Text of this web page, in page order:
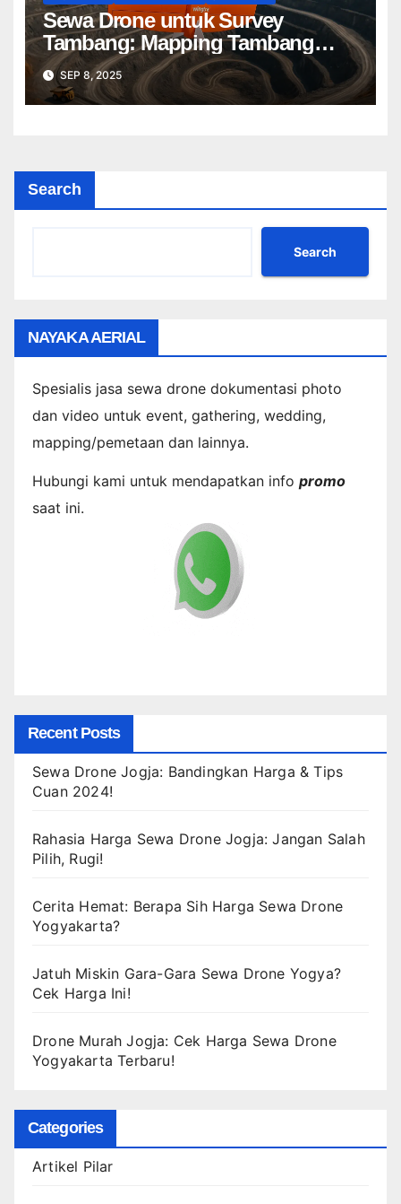
Sewa Drone untuk Survey
Tambang: Mapping Tambang
Profesional Lebih Cepat & Akurat
SEP 8, 2025
Search
Search
NAYAKA AERIAL
Spesialis jasa sewa drone dokumentasi photo
dan video untuk event, gathering, wedding,
mapping/pemetaan dan lainnya.
Hubungi kami untuk mendapatkan info promo
saat ini.
Recent Posts
Sewa Drone Jogja: Bandingkan Harga & Tips
Cuan 2024!
Rahasia Harga Sewa Drone Jogja: Jangan Salah
Pilih, Rugi!
Cerita Hemat: Berapa Sih Harga Sewa Drone
Yogyakarta?
Jatuh Miskin Gara-Gara Sewa Drone Yogya?
Cek Harga Ini!
Drone Murah Jogja: Cek Harga Sewa Drone
Yogyakarta Terbaru!
Categories
Artikel Pilar